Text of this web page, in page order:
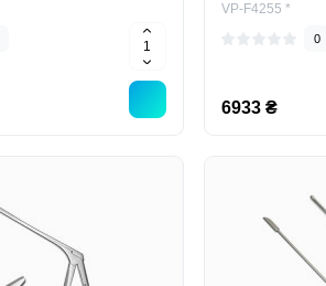
VP-F4255 *
0
6933 ₴